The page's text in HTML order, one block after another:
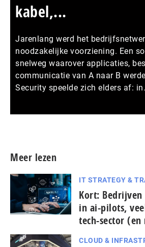
kabel,...
Jarenlang werd het
noodzakelijke voorziening. Een
snelweg waarover applicaties,
communicatie van A naar B
Security speelde zich elders af:
Meer lezen
IT STRATEGY &
Kort:
in ai-pilots,
tech-sector (en
CLOUD &